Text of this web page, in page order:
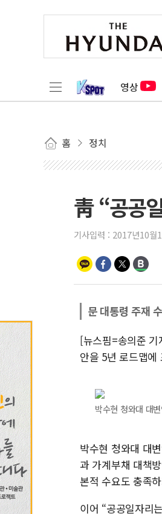
영상
홈 정치
靑 “공공
기사입력 : 2017년10월
문 대통령 주재
[뉴스핌=송의준
안을 5년 로드맵에
박수현 청와대 대
박수현 청와대 대
과 가계부채 대책
본적 수요도 충족
이어 “공공일자리